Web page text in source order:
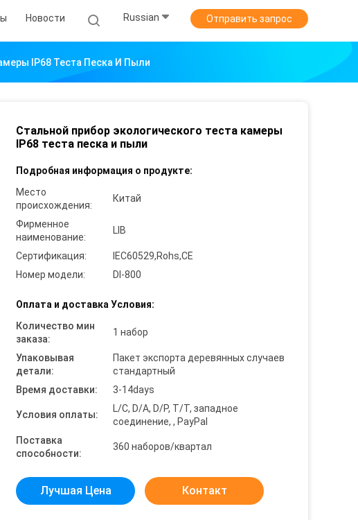
Новости Russian Отправить запрос
IP68 Теста Песка И Пыли
Стальной прибор экологического теста камеры
IP68 теста песка и пыли
Подробная информация о продукте:
Место
происхождения:
Китай
Фирменное
наименование:
LIB
Сертификация:
IEC60529,Rohs,CE
Номер модели:
DI-800
Оплата и доставка Условия:
Количество мин
заказа:
1 набор
Упаковывая
детали:
Пакет экспорта деревянных случаев
стандартный
Время доставки:
3-14days
Условия оплаты:
L/C, D/A, D/P, T/T, западное
соединение, , PayPal
Поставка
способности:
360 наборов/квартал
Лучшая Цена Контакт